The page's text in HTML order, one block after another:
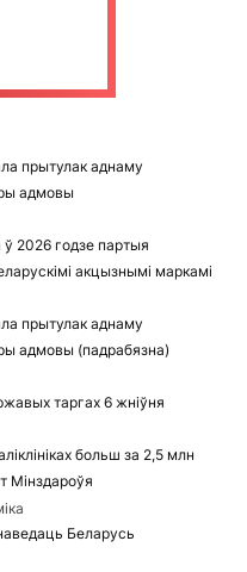
прытулак аднаму
адмовы
2026 годзе партыя
акцызнымі маркамі
прытулак аднаму
адмовы (падрабязна)
таргах 6 жніўня
больш за 2,5 млн
Мінздароўя
Беларусь